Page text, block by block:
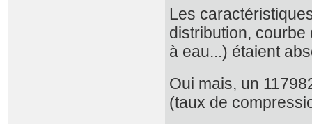
Les
distribution, courbe
à eau...) étaient
Oui mais, un
(taux de